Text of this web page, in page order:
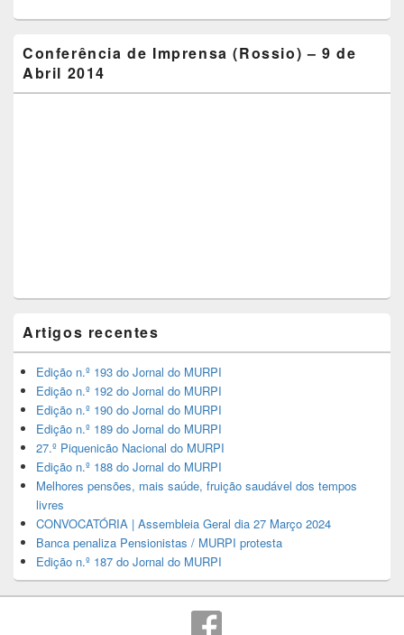
Conferência de Imprensa (Rossio) – 9 de
Abril 2014
Artigos recentes
Edição n.º 193 do Jornal do MURPI
Edição n.º 192 do Jornal do MURPI
Edição n.º 190 do Jornal do MURPI
Edição n.º 189 do Jornal do MURPI
27.º Piquenicão Nacional do MURPI
Edição n.º 188 do Jornal do MURPI
Melhores pensões, mais saúde, fruição saudável dos tempos
livres
CONVOCATÓRIA | Assembleia Geral dia 27 Março 2024
Banca penaliza Pensionistas / MURPI protesta
Edição n.º 187 do Jornal do MURPI